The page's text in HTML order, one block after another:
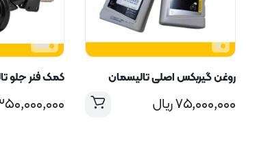
روغن گیربکس اصلی تالیسمان
۷۵,۰۰۰,۰۰۰ریال
کمک فنر جلو